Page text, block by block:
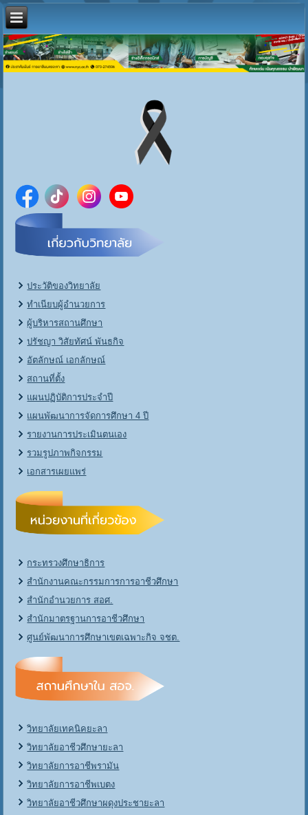
ประวัติของวิทยาลัย
ทำเนียบผู้อำนวยการ
ผู้บริหารสถานศึกษา
ปรัชญา วิสัยทัศน์ พันธกิจ
อัตลักษณ์ เอกลักษณ์
สถานที่ตั้ง
แผนปฏิบัติการประจำปี
แผนพัฒนาการจัดการศึกษา 4 ปี
รายงานการประเมินตนเอง
รวมรูปภาพกิจกรรม
เอกสารเผยแพร่
กระทรวงศึกษาธิการ
สำนักงานคณะกรรมการการอาชีวศึกษา
สำนักอำนวยการ สอศ.
สำนักมาตรฐานการอาชีวศึกษา
ศูนย์พัฒนาการศึกษาเขตเฉพาะกิจ จชต.
วิทยาลัยเทคนิคยะลา
วิทยาลัยอาชีวศึกษายะลา
วิทยาลัยการอาชีพรามัน
วิทยาลัยการอาชีพเบตง
วิทยาลัยอาชีวศึกษาผดุงประชายะลา